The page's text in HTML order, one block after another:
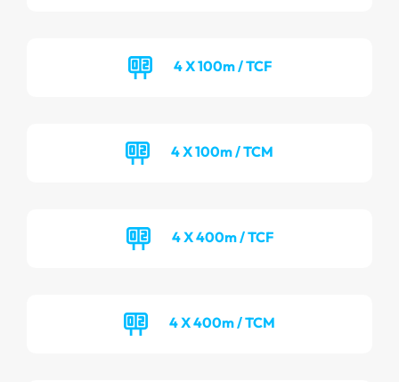
4 X 100m / TCF
4 X 100m / TCM
4 X 400m / TCF
4 X 400m / TCM